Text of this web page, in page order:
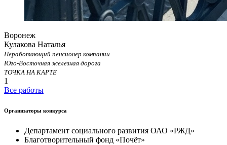
Воронеж
Кулакова Наталья
Неработающий пенсионер компании
Юго-Восточная железная дорога
ТОЧКА НА КАРТЕ
1
Все работы
Организаторы конкурса
Департамент социального развития ОАО «РЖД»
Благотворительный фонд «Почёт»